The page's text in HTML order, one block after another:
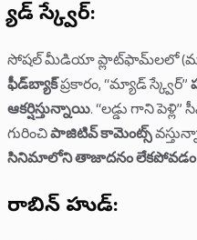
మ్యాడ్ స్క్వేర్:
సోషల్ మీడియా ప్లాట్‌ఫామ్‌లలో
ఫీడ్‌బ్యాక్ప్రకారం, “మ్యాడ్ స్క్వేర్”
ఆకర్షిస్తున్నాయి. “లడ్డు గాని
గురించిపాజిటివ్ కామెంట్స్
సినిమాలోని తాజాదనం లేకపోవడం
రాబిన్ హుడ్: